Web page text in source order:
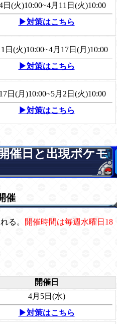
日(火)10:00~4月11日(火)10:00
▶対策はこちら
日(火)10:00~4月17日(月)10:00
▶対策はこちら
日(月)10:00~5月2日(火)10:00
▶対策はこちら
催日と出現ポケモ
催
る。
開催時間は毎週水曜日18
開催日
4月5日(水)
▶対策はこちら